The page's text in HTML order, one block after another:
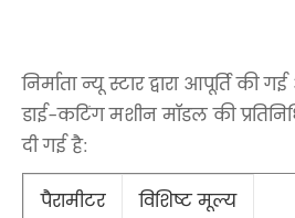
निर्माता न्यू स्टार द्वारा आपूर्ति
डाई-कटिंग मशीन मॉडल की
दी गई है:
पैरामीटर
विशिष्ट मूल्य